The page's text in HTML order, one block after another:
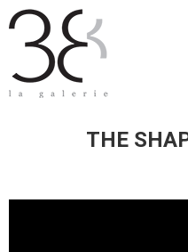
THE